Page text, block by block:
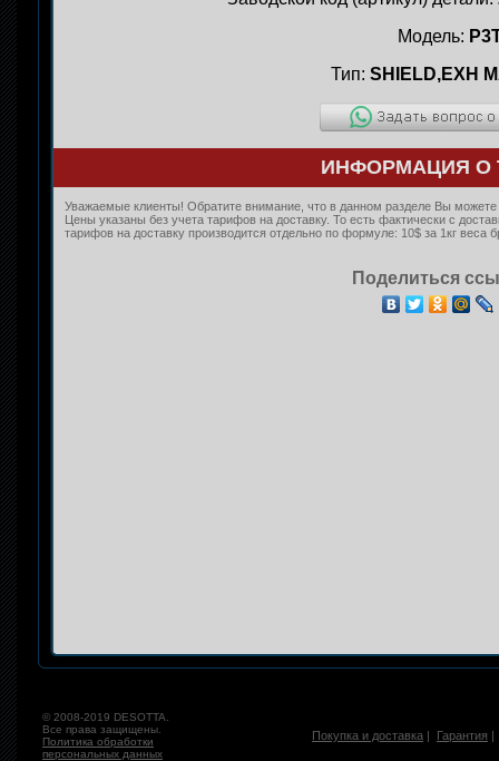
Модель:
Тип: SHIELD,EXH
ИНФОРМАЦИЯ О
Уважаемые клиенты! Обратите внимание, что в данном разделе Вы можете
Цены указаны без учета тарифов на доставку. То есть фактически с
тарифов на доставку производится отдельно по формуле: 10$ за 1кг веса
Поделиться
© 2008-2019 DESOTTA.
Все права защищены.
Политика обработки
персональных данных
Покупка и доставка | Гарантия